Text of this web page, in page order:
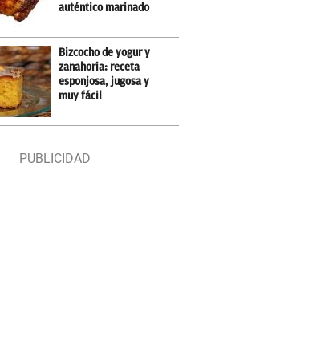
auténtico marinado
Bizcocho de yogur y
zanahoria: receta
esponjosa, jugosa y
muy fácil